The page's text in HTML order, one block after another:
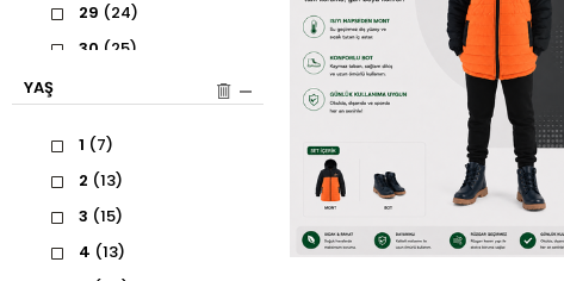
29 (24)
30 (25)
33(35)
34(36)
35(36)
36(19)
YAŞ
1 (7)
2 (13)
3 (15)
4 (13)